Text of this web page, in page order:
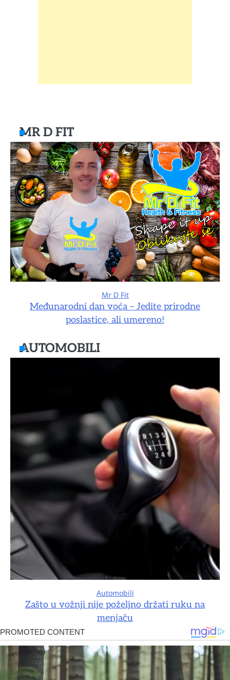
MR D FIT
Mr D Fit
Međunarodni dan voća – Jedite prirodne
poslastice, ali umereno!
AUTOMOBILI
Automobili
Zašto u vožnji nije poželjno držati ruku na
menjaču